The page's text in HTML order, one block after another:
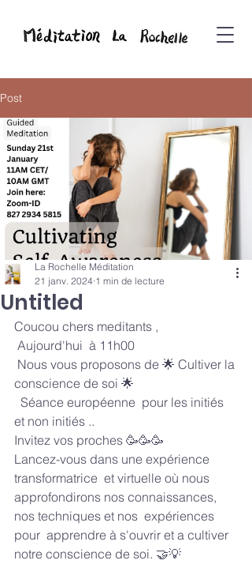
Post
Untitled
La Rochelle Méditation
21 janv. 2024 1 min de lecture
Coucou chers meditants ,
Aujourd'hui  à 11h00
conscience de soi 🌟
et non initiés ..
Invitez vos proches 🥳🥳🥳
Lancez-vous dans une expérience
transformatrice  et virtuelle où nous
approfondirons nos connaissances,
nos techniques et nos  expériences
pour  apprendre à s'ouvrir et a cultiver
notre conscience de soi. 🤝💡